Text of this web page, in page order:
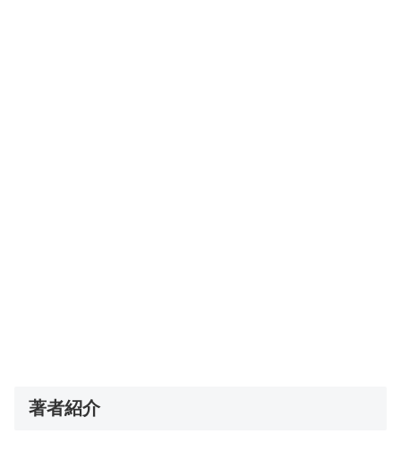
著者紹介